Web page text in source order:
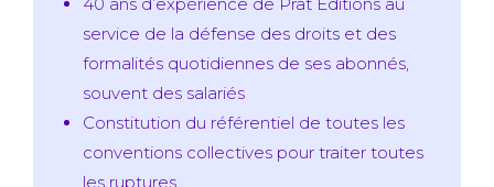
40 ans d’expérience de Prat Éditions au
service de la défense des droits et des
formalités quotidiennes de ses abonnés,
souvent des salariés
Constitution du référentiel de toutes les
conventions collectives pour traiter toutes
les ruptures